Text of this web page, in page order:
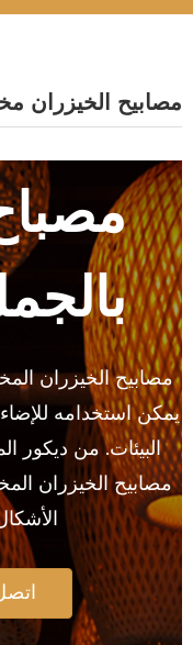
مصابيح الخيزران
مصابيح الخيزران
يمكن استخدامه
البيئات. من ديكور
مصابيح الخيزران